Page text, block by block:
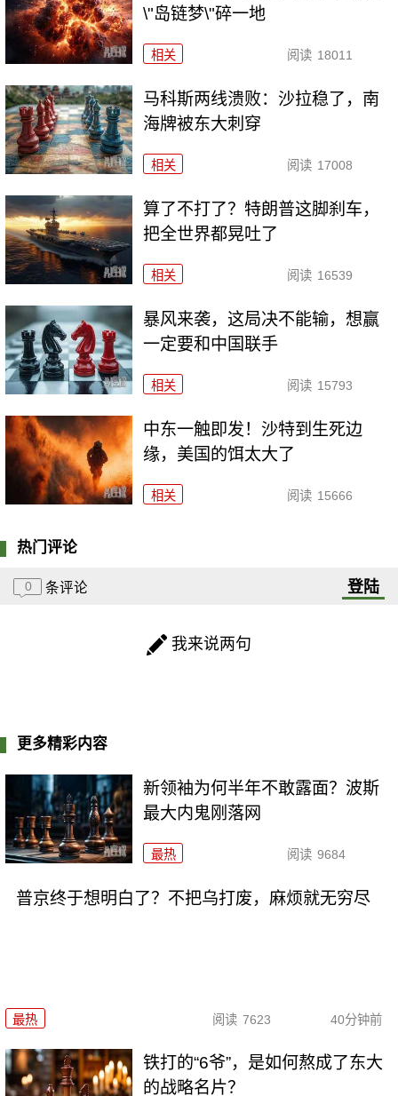
\"岛链梦\"碎一地
相关 阅读 18011
马科斯两线溃败：沙拉稳了，南
海牌被东大刺穿
相关 阅读 17008
算了不打了？特朗普这脚刹车，
把全世界都晃吐了
相关 阅读 16539
暴风来袭，这局决不能输，想赢
一定要和中国联手
相关 阅读 15793
中东一触即发！沙特到生死边
缘，美国的饵太大了
相关 阅读 15666
热门评论
0 条评论 登陆
我来说两句
更多精彩内容
新领袖为何半年不敢露面？波斯
最大内鬼刚落网
最热 阅读 9684
普京终于想明白了？不把乌打废，麻烦就无穷尽
最热 阅读 7623 40分钟前
铁打的“6爷”，是如何熬成了东大
的战略名片？